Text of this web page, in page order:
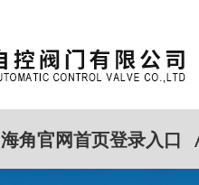
海角官网首页登录入口